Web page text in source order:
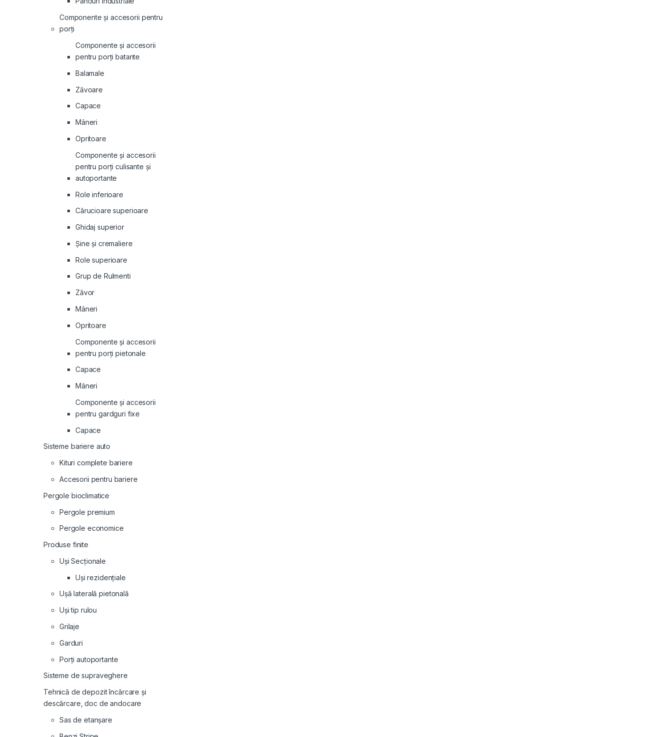
Componente și accesorii pentru
porți
Componente și accesorii
pentru porți batante
Balamale
Zăvoare
Capace
Mâneri
Opritoare
Componente și accesorii
pentru porți culisante și
autoportante
Role inferioare
Cărucioare superioare
Ghidaj superior
Şine şi cremaliere
Role superioare
Grup de Rulmenti
Zăvor
Mâneri
Opritoare
Componente și accesorii
pentru porți pietonale
Capace
Mâneri
Componente și accesorii
pentru gardguri fixe
Capace
Sisteme bariere auto
Kituri complete bariere
Accesorii pentru bariere
Pergole bioclimatice
Pergole premium
Pergole economice
Produse finite
Uși Secționale
Uși rezidențiale
Ușă laterală pietonală
Uși tip rulou
Grilaje
Garduri
Porți autoportante
Sisteme de supraveghere
Tehnică de depozit încărcare și
descărcare, doc de andocare
Sas de etanșare